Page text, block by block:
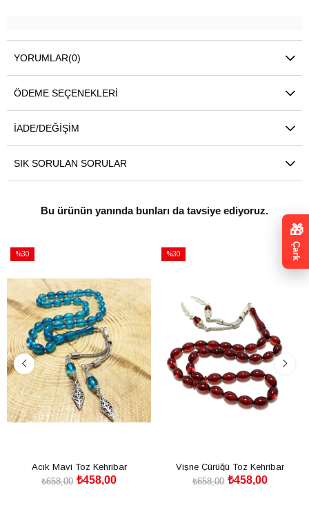
YORUMLAR(0)
ÖDEME SEÇENEKLERI
İADE/DEĞIŞIM
SIK SORULAN SORULAR
Bu ürünün yanında bunları da tavsiye ediyoruz.
%30
%30İndirim
Acık Mavi Toz Kehribar
₺458,00
₺658,00
%30
Vişne Çürüğü Toz Kehribar
₺458,00
₺658,00
🎁
Çark